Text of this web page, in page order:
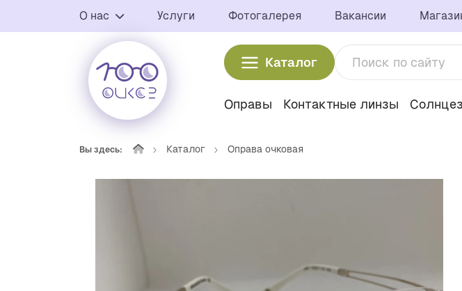
О нас Услуги Фотогалерея Вакансии
Каталог
Оправы Контактные линзы
Вы здесь: Каталог Оправа очковая